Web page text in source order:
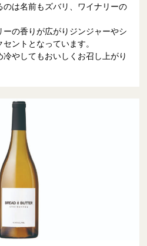
のは名前もズバリ、ワイナリーの
の香りが広がりジンジャーやシ
ントとなっています。
やしてもおいしくお召し上がり